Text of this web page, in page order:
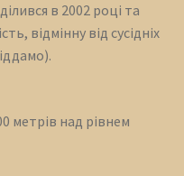
в 2002 році та
відмінну від сусідніх
метрів над рівнем